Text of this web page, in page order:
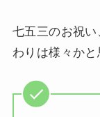
七五三のお祝
わりは様々か